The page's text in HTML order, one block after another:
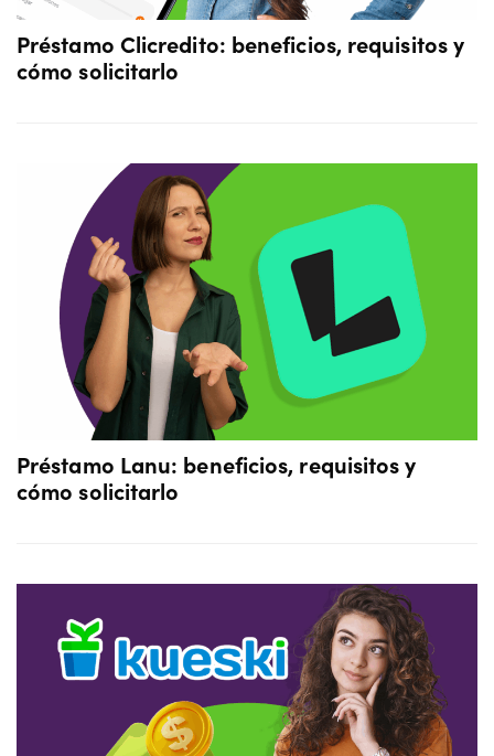
Préstamo Clicredito: beneficios, requisitos y
cómo solicitarlo
Préstamo Lanu: beneficios, requisitos y
cómo solicitarlo